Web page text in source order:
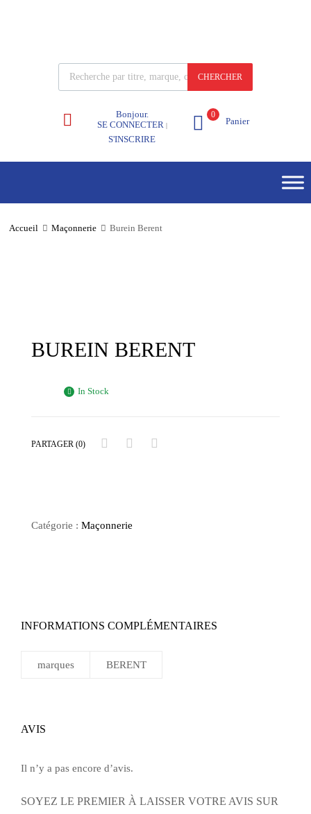
CHERCHER
Bonjour.
SE CONNECTER |
S'INSCRIRE
Panier
0
Accueil Maçonnerie Burein Berent
BUREIN BERENT
In Stock
PARTAGER (0)
Catégorie : Maçonnerie
INFORMATIONS COMPLÉMENTAIRES
marques BERENT
AVIS
Il n’y a pas encore d’avis.
SOYEZ LE PREMIER À LAISSER VOTRE AVIS SUR